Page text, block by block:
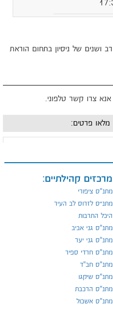
של ניסיון בתחום הוראת
צרו קשר טלפוני.
פרטים:
מרכזים קהילתיים:
מתנ"ס ציפורי
מתנ״ס לזרוס לב העיר
היכל התרבות
מתנ"ס גני אביב
מתנ"ס גני יער
מתנ"ס חרדי ספיר
מתנ"ס חב"ד
מתנ"ס שיקגו
מתנ"ס הרכבת
מתנ"ס אשכול